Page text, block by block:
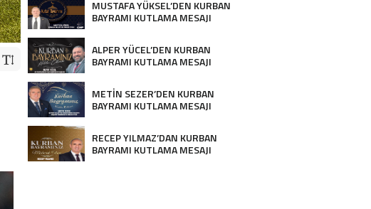
MUSTAFA YÜKSEL’DEN KURBAN
BAYRAMI KUTLAMA MESAJI
ALPER YÜCEL’DEN KURBAN
BAYRAMI KUTLAMA MESAJI
METİN SEZER’DEN KURBAN
BAYRAMI KUTLAMA MESAJI
RECEP YILMAZ’DAN KURBAN
BAYRAMI KUTLAMA MESAJI